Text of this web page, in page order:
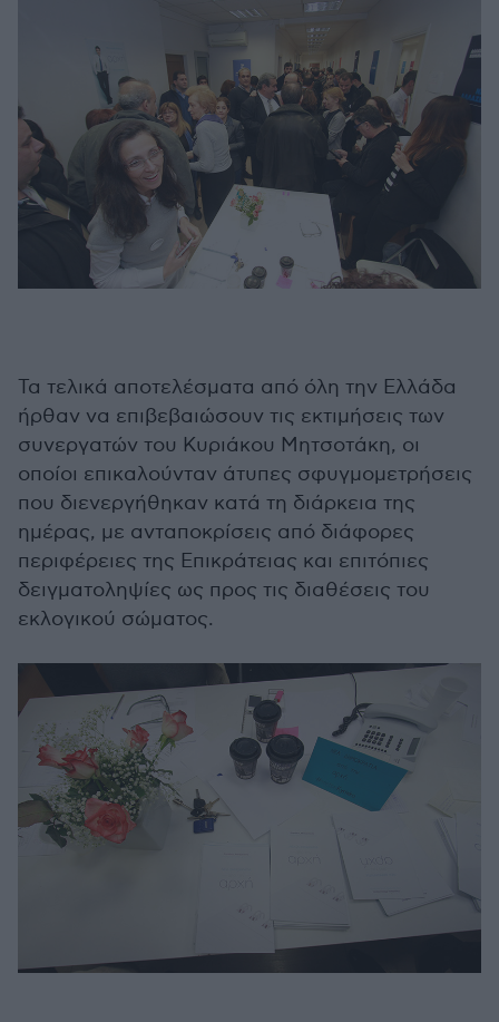
Τα τελικά αποτελέσματα από όλη την Ελλάδα
ήρθαν να επιβεβαιώσουν τις εκτιμήσεις των
συνεργατών του Κυριάκου Μητσοτάκη, οι
οποίοι επικαλούνταν άτυπες σφυγμομετρήσεις
που διενεργήθηκαν κατά τη διάρκεια της
ημέρας, με ανταποκρίσεις από διάφορες
περιφέρειες της Επικράτειας και επιτόπιες
δειγματοληψίες ως προς τις διαθέσεις του
εκλογικού σώματος.